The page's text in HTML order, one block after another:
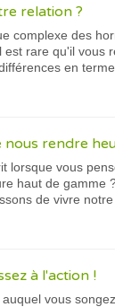
relation ?
complexe des
rare qu'il
en
rendre
lorsque vous
haut de
de vivre notre
à l'action !
vous